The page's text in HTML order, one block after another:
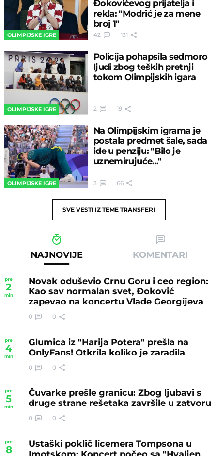
OLIMPIJSKE IGRE
Đokovićevog prijatelja i
rekla: "Modrić je za mene
broj 1"
42 131
OLIMPIJSKE IGRE
Policija pohapsila sedmoro
ljudi zbog teških pretnji
tokom Olimpijskih igara
2 19
OLIMPIJSKE IGRE
Na Olimpijskim igrama je
postala predmet šale, sada
ide u penziju: "Bilo je
uznemirujuće..."
3 66
SVE VESTI IZ TEME TRANSFERI
NAJNOVIJE KOMENTARI
pre
2
min
Novak oduševio Crnu Goru i ceo region:
Kao sav normalan svet, Đoković
zapevao na koncertu Vlade Georgijeva
0 0
pre
4
min
Glumica iz "Harija Potera" prešla na
OnlyFans! Otkrila koliko je zaradila
0 0
pre
5
min
Čuvarke prešle granicu: Zbog ljubavi s
druge strane rešetaka završile u zatvoru
0 0
pre
8
Ustaški poklič licemera Tompsona u
Imotskom: Koncert počeo sa "Hvaljen